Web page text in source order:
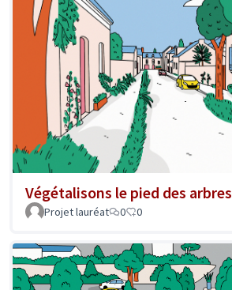
Végétalisons le pied des arbres
Projet lauréat 0 0